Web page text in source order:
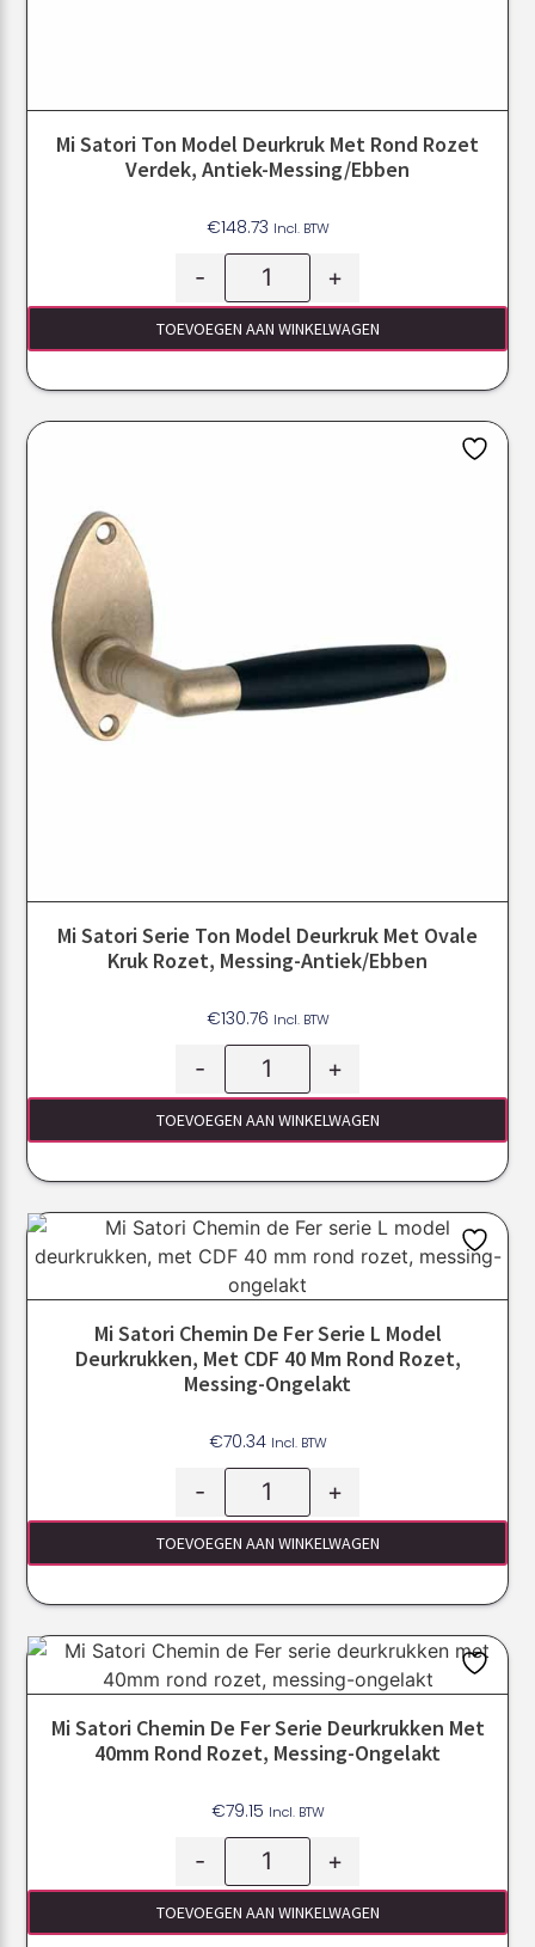
Mi Satori Ton Model Deurkruk Met Rond Rozet
Verdek, Antiek-Messing/ebben
€148.73 Incl. BTW
- +
TOEVOEGEN AAN WINKELWAGEN
Mi Satori Serie Ton Model Deurkruk Met Ovale
Kruk Rozet, Messing-Antiek/ebben
€130.76 Incl. BTW
- +
TOEVOEGEN AAN WINKELWAGEN
Mi Satori Chemin De Fer Serie L Model
Deurkrukken, Met CDF 40 Mm Rond Rozet,
Messing-Ongelakt
€70.34 Incl. BTW
- +
TOEVOEGEN AAN WINKELWAGEN
Mi Satori Chemin De Fer Serie Deurkrukken Met
40mm Rond Rozet, Messing-Ongelakt
€79.15 Incl. BTW
- +
TOEVOEGEN AAN WINKELWAGEN